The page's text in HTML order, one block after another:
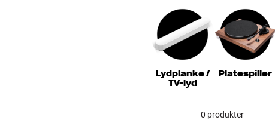
Lydplanke /
TV-lyd
Platespiller
0 produkter